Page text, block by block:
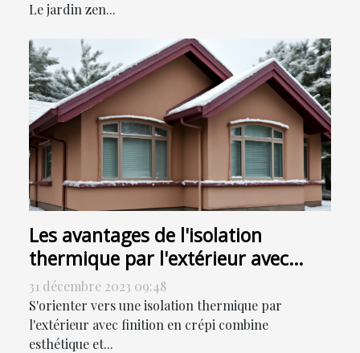
Le jardin zen...
Les avantages de l'isolation
thermique par l'extérieur avec
finition en crépi
31 décembre 2023 09:48
S'orienter vers une isolation thermique par
l'extérieur avec finition en crépi combine
esthétique et...